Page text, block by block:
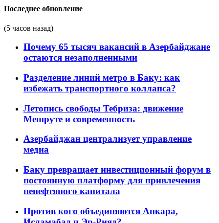
Последнее обновление
(5 часов назад)
Почему 65 тысяч вакансий в Азербайджане
остаются незаполненными
Разделение линий метро в Баку: как
избежать транспортного коллапса?
Летопись свободы Тебриза: движение
Мешруте и современность
Азербайджан централизует управление
медиа
Баку превращает инвестиционный форум в
постоянную платформу для привлечения
ненефтяного капитала
Против кого объединяются Анкара,